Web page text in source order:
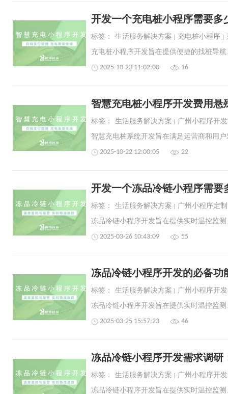
开发一个充电桩小程序需要
标签： 生活服务解决方案 充电桩小程序
2025-10-23 11:02:00 16
智慧充电桩小程序开发费用悬
标签： 生活服务解决方案 广州小程序开发
2025-10-22 12:00:05 22
开发一个冻品冷链小程序需
标签： 生活服务解决方案 广州小程序定制
2025-03-26 10:43:09 55
冻品冷链小程序开发的必备功
标签： 生活服务解决方案 广州小程序开发
2025-03-25 15:57:23 46
冻品冷链小程序开发需求调
标签： 生活服务解决方案 广州小程序开发